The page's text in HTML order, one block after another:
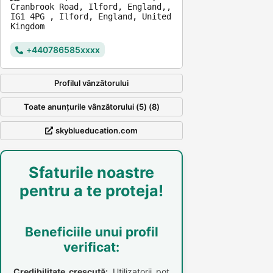
Cranbrook Road, Ilford, England,,
IG1 4PG , Ilford, England, United
Kingdom
+440786585xxxx
Profilul vânzătorului
Toate anunțurile vânzătorului (5) (8)
skyblueducation.com
Sfaturile noastre
pentru a te proteja!
Beneficiile unui profil
verificat: